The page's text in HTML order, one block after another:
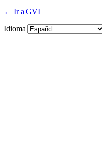
← Ir a GVI
Idioma